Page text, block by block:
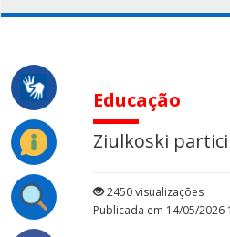
Educação
Ziulkoski
2450 visualizações
Publicada em 14/05/2026